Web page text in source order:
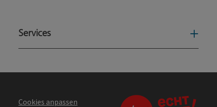
Services
Cookies anpassen